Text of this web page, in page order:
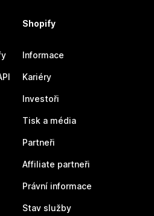
Shopify
Informace
Kariéry
Investoři
Tisk a média
Partneři
Affiliate partneři
Právní informace
Stav služby